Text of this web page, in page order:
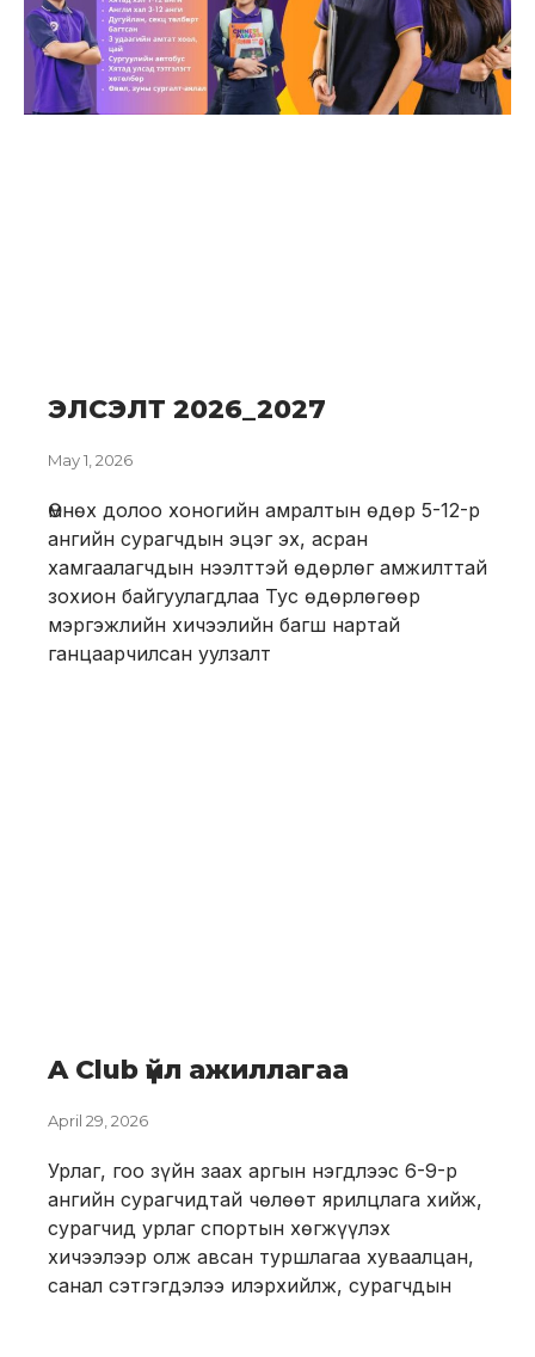
ЭЛСЭЛТ 2026_2027
May 1, 2026
Өмнөх долоо хоногийн амралтын өдөр 5-12-р
ангийн сурагчдын эцэг эх, асран
хамгаалагчдын нээлттэй өдөрлөг амжилттай
зохион байгуулагдлаа Тус өдөрлөгөөр
мэргэжлийн хичээлийн багш нартай
ганцаарчилсан уулзалт
A Club үйл ажиллагаа
April 29, 2026
Урлаг, гоо зүйн заах аргын нэгдлээс 6-9-р
ангийн сурагчидтай чөлөөт ярилцлага хийж,
сурагчид урлаг спортын хөгжүүлэх
хичээлээр олж авсан туршлагаа хуваалцан,
санал сэтгэгдэлээ илэрхийлж, сурагчдын